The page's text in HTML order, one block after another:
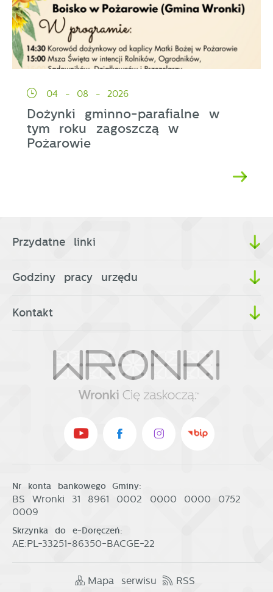
04 - 08 - 2026
Dożynki gminno-parafialne w
tym roku zagoszczą w
Pożarowie
Przydatne linki
Godziny pracy urzędu
Kontakt
Nr konta bankowego Gminy:
BS Wronki 31 8961 0002 0000 0000 0752
0009
Skrzynka do e-Doręczeń:
AE:PL-33251-86350-BACGE-22
Mapa serwisu RSS